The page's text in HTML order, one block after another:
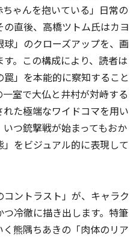
ゃんを抱いている」日常の
直後、高橋ツトム氏はカヨ
」のクローズアップを、画
。この構成により、読者は
」を本能的に察知すること
室で大仏と井村が対峙する
た極端なワイドコマを用い
つ銃撃戦が始まってもおか
をビジュアル的に表現して
ントラスト」が、キャラク
冷徹に描き出します。特筆
熊隅ちあきの「肉体のリア